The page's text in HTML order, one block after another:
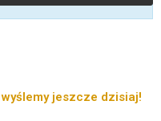
jeszcze dzisiaj!